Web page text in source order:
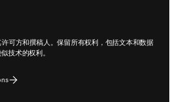
可方和撰稿人。保留所有权利，包括文本和数据
技术的权利。